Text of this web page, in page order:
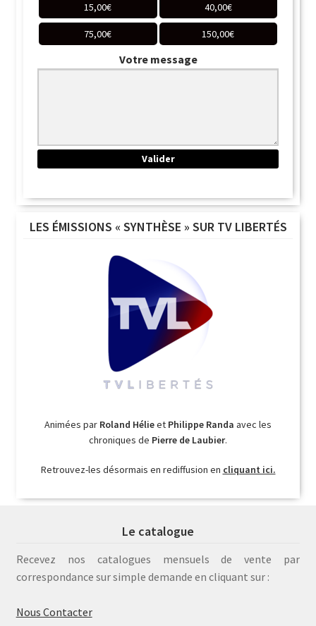
15,00€ 40,00€
75,00€ 150,00€
Votre message
LES ÉMISSIONS « SYNTHÈSE » SUR TV LIBERTÉS
Animées par Roland Hélieet Philippe Randa avec les
chroniques de Pierre de Laubier.
Retrouvez-les désormais en rediffusion en cliquant ici.
Le catalogue
Recevez nos catalogues mensuels de vente par
correspondance sur simple demande en cliquant sur :
Nous Contacter